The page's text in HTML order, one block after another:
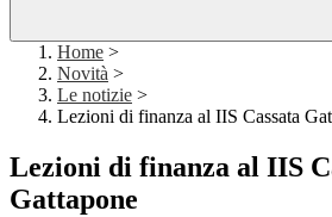
Home >
Novità >
Le notizie >
Lezioni di finanza al IIS Cassata
Lezioni di finanza al IIS
Gattapone